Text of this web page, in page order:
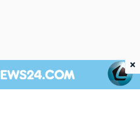
×